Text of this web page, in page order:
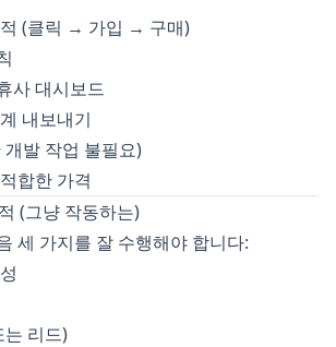
(클릭 → 가입 → 구매)
사 대시보드
내보내기
발 작업 불필요)
합한 가격
(그냥 작동하는)
세 가지를 잘 수행해야 합니다:
는 리드)